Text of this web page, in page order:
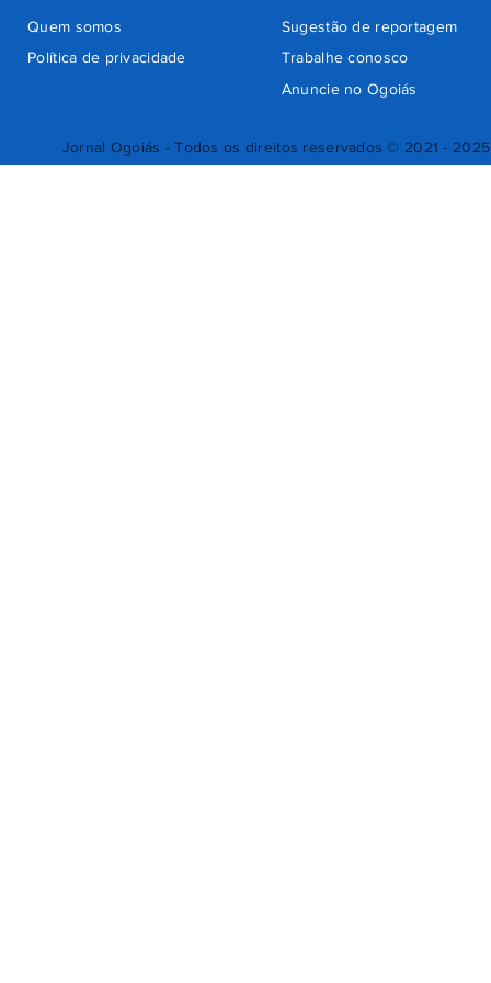
Jornal Ogoiás - Todos os direitos reservados © 2021 - 2025
Quem somos
Sugestão de reportagem
Trabalhe conosco
Política de privacidade
Anuncie no Ogoiás